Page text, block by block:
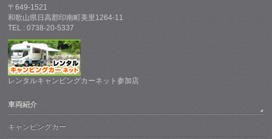
〒649-1521
和歌山県日高郡印南町美里1264-11
TEL : 0738-20-5337
レンタルキャンピングカーネット参加店
車両紹介
キャンピングカー